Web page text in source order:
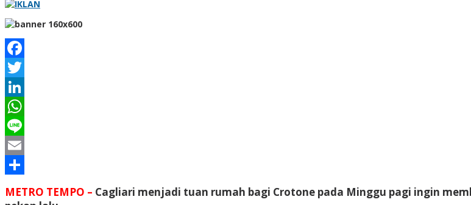
Facebook
Twitter
LinkedIn
WhatsApp
Line
Email
METRO TEMPO – Cagliari menjadi tuan rumah bagi Crotone pada Minggu pagi ingin